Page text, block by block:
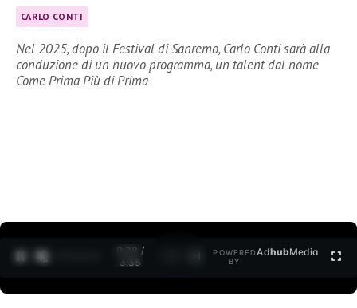
CARLO CONTI
Nel 2025, dopo il Festival di Sanremo, Carlo Conti sarà alla
conduzione di un nuovo programma, un talent dal nome
Come Prima Più di Prima
0:30 /
3:35
POWERED
BY
AdhubMedia